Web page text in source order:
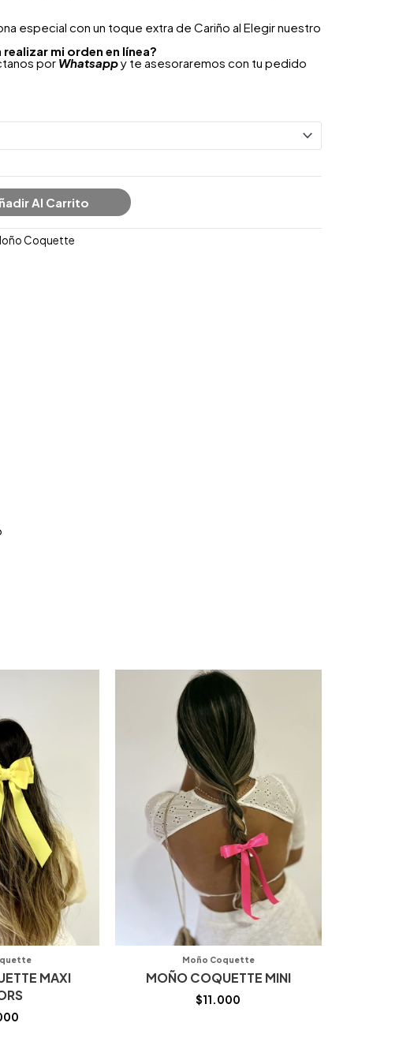
especial con un toque extra de Cariño al Elegir nuestro
mi orden en línea?
por Whatsappy te asesoraremos con tu pedido
Al Carrito
Coquette
MAXI
Moño Coquette
MOÑO COQUETTE MINI
$11.000